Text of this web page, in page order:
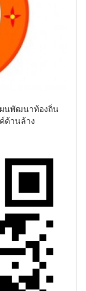
นพัฒนาท้องถิ่น
ด้านล้าง